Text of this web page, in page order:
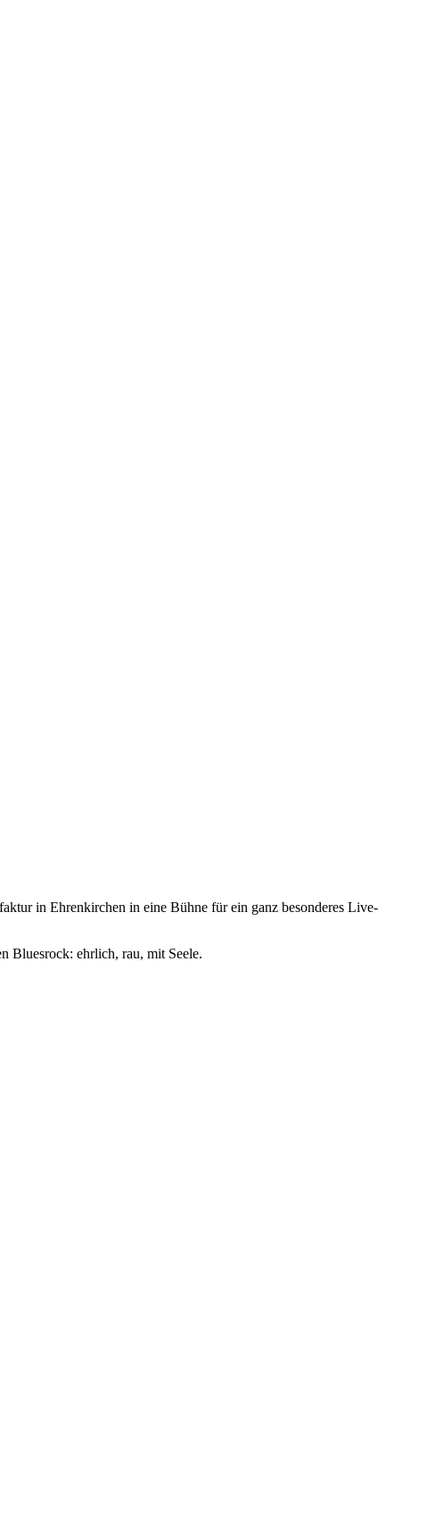
in Ehrenkirchen in eine Bühne für ein ganz besonderes Live-
Bluesrock: ehrlich, rau, mit Seele.